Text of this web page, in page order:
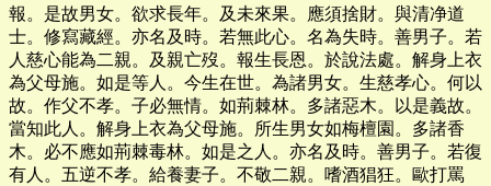
報。是故男女。欲求長年。及未來果。應須捨財。與清净道
士。修寫藏經。亦名及時。若無此心。名為失時。善男子。若
人慈心能為二親。及親亡歿。報生長恩。於說法處。解身上衣
為父母施。如是等人。今生在世。為諸男女。生慈孝心。何以
故。作父不孝。子必無情。如荊棘林。多諸惡木。以是義故。
當知此人。解身上衣為父母施。所生男女如梅檀園。多諸香
木。必不應如荊棘毒林。如是之人。亦名及時。善男子。若復
有人。五逆不孝。給養妻子。不敬二親。嗜酒猖狂。歐打罵